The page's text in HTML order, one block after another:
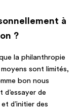
à
?
la philanthropie
sont limités,
bon nous
de
d’initier des